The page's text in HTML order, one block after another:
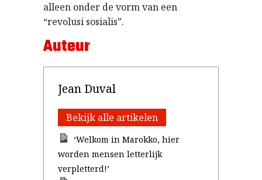
alleen onder de vorm van een
“revolusi sosialis”.
Auteur
Jean Duval
Bekijk alle artikelen
‘Welkom in Marokko, hier
worden mensen letterlijk
verpletterd!’